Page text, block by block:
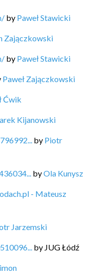
by Paweł Stawicki
Zajączkowski
by Paweł Stawicki
Paweł Zajączkowski
Ćwik
Kijanowski
by Piotr
byOla Kunysz
- Mateusz
Jarzemski
by JUG Łódź